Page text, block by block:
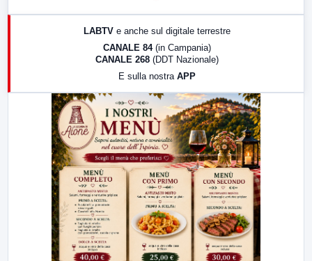
17:00 LabNews (replica)
LabNews (replica)
LABTV e anche sul digitale terrestre
CANALE 84 (in Campania)
CANALE 268 (DDT Nazionale)
E sulla nostra APP